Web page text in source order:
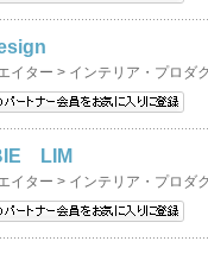
イター > インテリア・プロダ
LIM
イター > インテリア・プロダ